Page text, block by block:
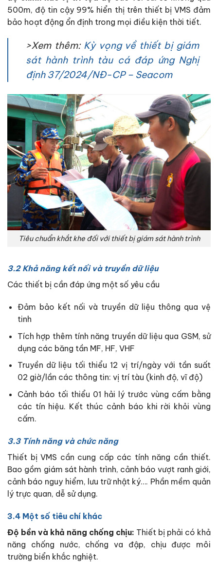
500m, độ tin cậy 99% hiển thị trên thiết bị VMS đảm
bảo hoạt động ổn định trong mọi điều kiện thời tiết.
>Xem thêm: Kỳ vọng về thiết bị giám
sát hành trình tàu cá đáp ứng Nghị
định 37/2024/NĐ-CP – Seacom
Tiêu chuẩn khắt khe đối với thiết bị giám sát hành trình
3.2 Khả năng kết nối và truyền dữ liệu
Các thiết bị cần đáp ứng một số yêu cầu
Đảm bảo kết nối và truyền dữ liệu thông qua vệ
tinh
Tích hợp thêm tính năng truyền dữ liệu qua GSM, sử
dụng các băng tần MF, HF, VHF
Truyền dữ liệu tối thiểu 12 vị trí/ngày với tần suất
02 giờ/lần các thông tin: vị trí tàu (kinh độ, vĩ độ)
Cảnh báo tối thiểu 01 hải lý trước vùng cấm bằng
các tín hiệu. Kết thúc cảnh báo khi rời khỏi vùng
cấm.
3.3 Tính năng và chức năng
Thiết bị VMS cần cung cấp các tính năng cần thiết.
Bao gồm giám sát hành trình, cảnh báo vượt ranh giới,
cảnh báo nguy hiểm, lưu trữ nhật ký…. Phần mềm quản
lý trực quan, dễ sử dụng.
3.4 Một số tiêu chí khác
Độ bền và khả năng chống chịu: Thiết bị phải có khả
năng chống nước, chống va đập, chịu được môi
trường biển khắc nghiệt.